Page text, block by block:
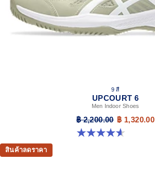
9 สี
UPCOURT 6
Men Indoor Shoes
฿ 2,200.00 ฿ 1,320.00
4.6 จาก 5 ดาว 251 รีวิว
สินค้าลดราคา